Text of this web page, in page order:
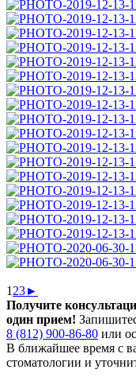
1 23►
Получите
один прием!
8 (812) 900-86-80 или
В ближайшее время с
стоматологии и